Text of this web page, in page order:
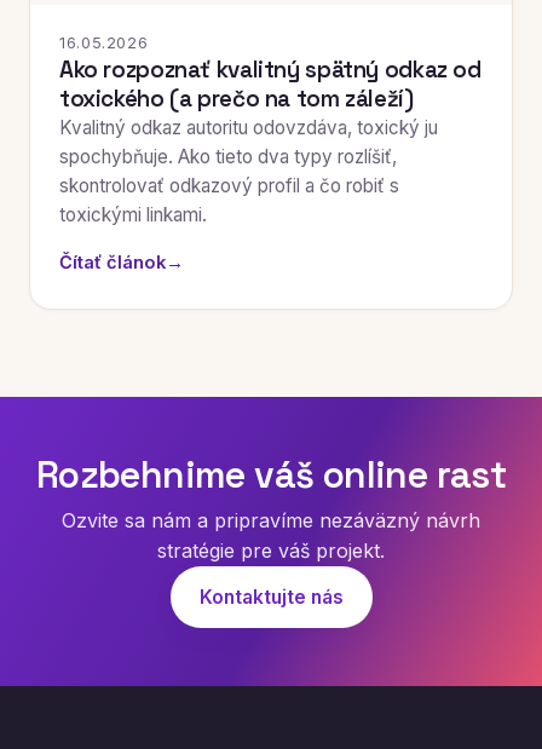
16.05.2026
Ako rozpoznať kvalitný spätný odkaz od
toxického (a prečo na tom záleží)
Kvalitný odkaz autoritu odovzdáva, toxický ju
spochybňuje. Ako tieto dva typy rozlíšiť,
skontrolovať odkazový profil a čo robiť s
toxickými linkami.
Čítať článok→
Rozbehnime váš online rast
Ozvite sa nám a pripravíme nezáväzný návrh
stratégie pre váš projekt.
Kontaktujte nás